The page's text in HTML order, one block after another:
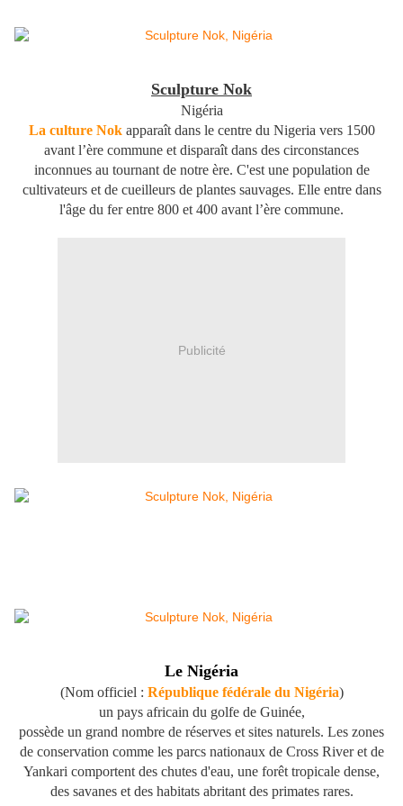
Sculpture Nok
Nigéria
La culture Nokapparaît dans le centre du Nigeria vers 1500
avant l’ère commune et disparaît dans des circonstances
inconnues au tournant de notre ère. C'est une population de
cultivateurs et de cueilleurs de plantes sauvages. Elle entre dans
l'âge du fer entre 800 et 400 avant l’ère commune.
Publicité
Le Nigéria
(Nom officiel : République fédérale du Nigéria)
un pays africain du golfe de Guinée,
possède un grand nombre de réserves et sites naturels. Les zones
de conservation comme les parcs nationaux de Cross River et de
Yankari comportent des chutes d'eau, une forêt tropicale dense,
des savanes et des habitats abritant des primates rares.